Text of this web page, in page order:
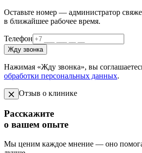
Оставьте номер — администратор
в ближайшее рабочее время.
Телефон
Жду звонка
Нажимая «Жду звонка», вы
обработки персональных данных.
Отзыв о клинике
Расскажите
о вашем опыте
Мы ценим каждое мнение — оно